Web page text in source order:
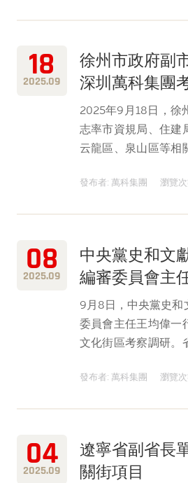
18
2025.09
徐州市政府副
深圳萬科集團
2025年9月18日，徐
志率市資規局、住建
云龍區、泉山區等相
介、招商引資、城市
發布者: 萬科集團 瀏覽
08
2025.09
中央黨史和文
編審委員會主
連東關街項目
9月8日，中央黨史和
委員會主任王均偉一
文化街區考察調研。
海三陪同考察，萬科
發布者: 萬科集團 瀏覽
04
2025.09
遼寧省副省長
關街項目